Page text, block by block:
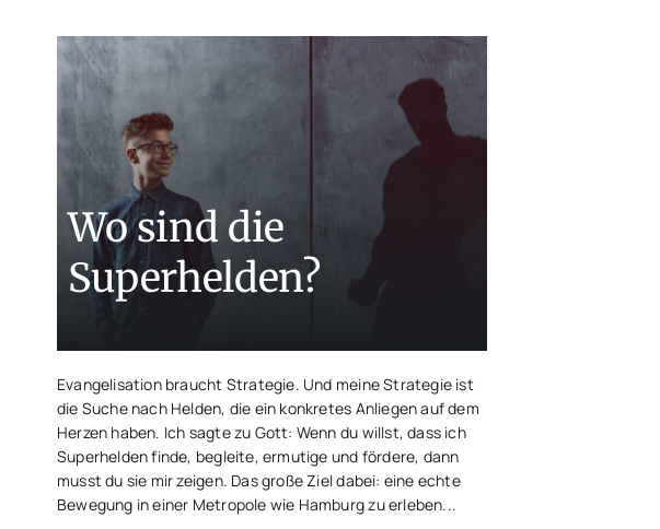
Wo sind die
Superhelden?
Evangelisation braucht Strategie. Und meine Strategie ist
die Suche nach Helden, die ein konkretes Anliegen auf dem
Herzen haben. Ich sagte zu Gott: Wenn du willst, dass ich
Superhelden finde, begleite, ermutige und fördere, dann
musst du sie mir zeigen. Das große Ziel dabei: eine echte
Bewegung in einer Metropole wie Hamburg zu erleben...